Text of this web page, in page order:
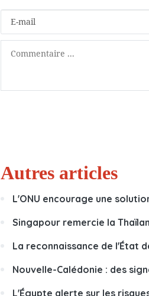
Autres articles
L'ONU encourage une
Singapour remercie la
La reconnaissance de l'État
Nouvelle-Calédonie : des
L'Égypte alerte sur les